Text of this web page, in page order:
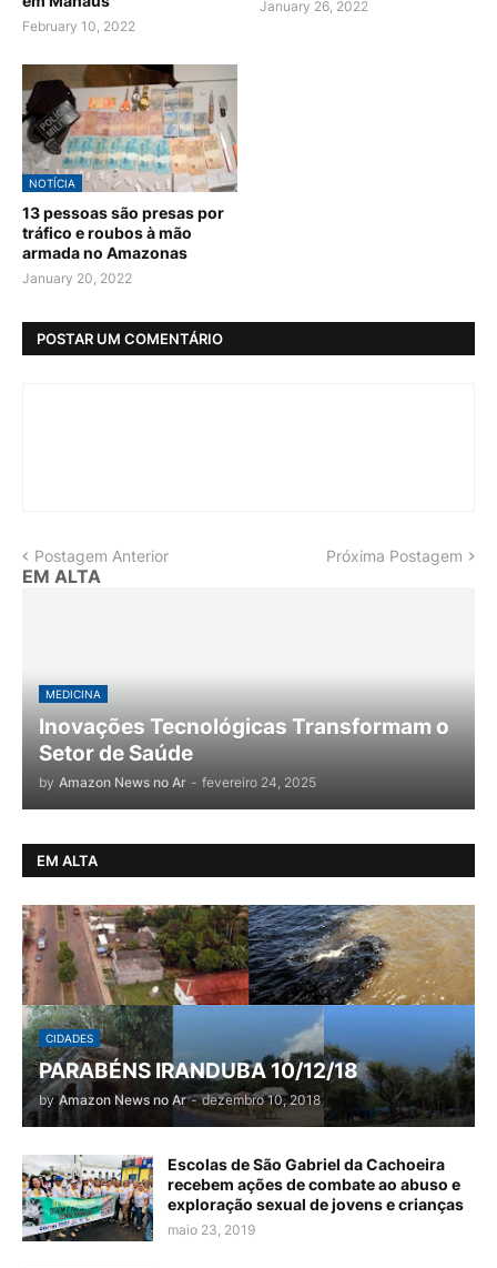
February 10, 2022
January 26, 2022
NOTÍCIA
13 pessoas são presas por
tráfico e roubos à mão
armada no Amazonas
January 20, 2022
POSTAR UM COMENTÁRIO
Postagem Anterior Próxima Postagem
EM ALTA
MEDICINA
Inovações Tecnológicas Transformam o
Setor de Saúde
by Amazon News no Ar - fevereiro 24, 2025
EM ALTA
CIDADES
PARABÉNS IRANDUBA 10/12/18
by Amazon News no Ar - dezembro 10, 2018
Escolas de São Gabriel da Cachoeira
recebem ações de combate ao abuso e
exploração sexual de jovens e crianças
maio 23, 2019